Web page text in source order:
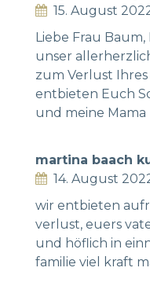
15. August
Liebe Frau
unser
zum Verlust
entbieten Euch
und meine Mama
martina baach
14. August
wir entbieten
verlust, euers
und höflich in
familie viel kraft